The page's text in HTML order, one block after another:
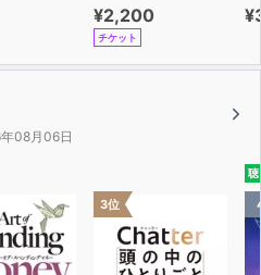
か上手くいかない」と思って
くり方」を習得し、その方法
なく、さまざまな物事があな
とでしょう。
ニケーションの基本となる
¥2,200
チケット
08月06日
3位
聴